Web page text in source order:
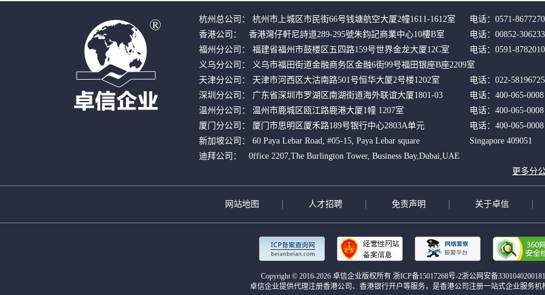
杭州总公司： 杭州市上城区市民街66号钱塘航空大厦2幢1611-1612室
电话：0571-
香港公司：   香港灣仔軒尼詩道289-295號朱鈞記商業中心10樓B室
电话：00852-
福州分公司： 福建省福州市鼓楼区五四路159号世界金龙大厦12C室
电话：0591-
义乌分公司： 义乌市福田街道金融商务区金融6街99号福田银座B座2209室
电话：0579-
天津分公司： 天津市河西区大沽南路501号恒华大厦2号楼1202室
电话：022-58196725
深圳分公司： 广东省深圳市罗湖区南湖街道海外联谊大厦1801-03
电话：400-065-0008
温州分公司： 温州市鹿城区瓯江路鹿港大厦1幢 1207室
电话：400-065-0008
厦门分公司： 厦门市思明区厦禾路189号银行中心2803A单元
电话：400-065-0008
新加坡公司： 60 Paya Lebar Road, #05-15, Paya Lebar square
Singapore 409051
迪拜公司：   0ffice 2207,The Burlington Tower, Business Bay,Dubai,UAE
更多分
网站地图 人才招聘 免责声明 关于卓信
Copyright © 2016-2026 卓信企业版权所有 浙ICP备15017268号-2浙公网安备
卓信企业提供代理注册香港公司、香港银行开户等服务，是香港公司注册一站式企业服务机